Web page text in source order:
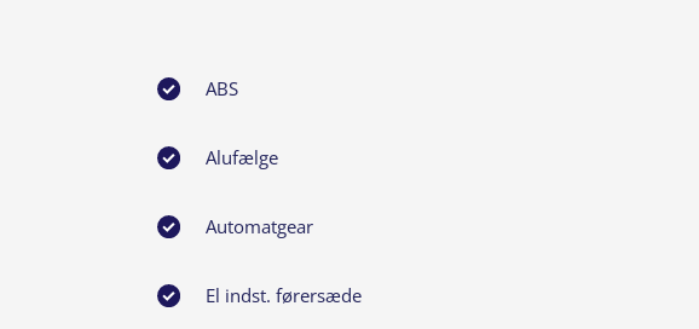
ABS
Alufælge
Automatgear
El indst. førersæde